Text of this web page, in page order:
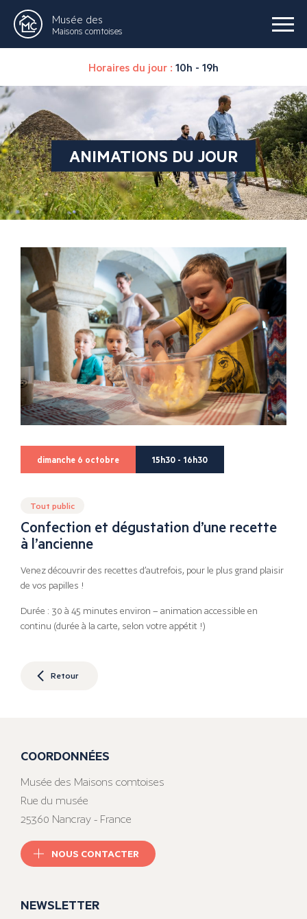
Musée des
Maisons comtoises
Horaires du jour : 10h - 19h
ANIMATIONS DU JOUR
dimanche 6 octobre 15h30 - 16h30
Tout public
Confection et dégustation d’une recette
à l’ancienne
Venez découvrir des recettes d’autrefois, pour le plus grand plaisir
de vos papilles !
Durée : 30 à 45 minutes environ – animation accessible en
continu (durée à la carte, selon votre appétit !)
Retour
COORDONNÉES
Musée des Maisons comtoises
Rue du musée
25360 Nancray - France
NOUS CONTACTER
NEWSLETTER